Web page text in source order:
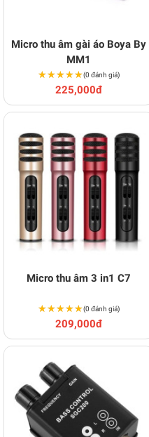
Micro thu âm gài áo Boya By
MM1
★★★★★
★★★★★(0 đánh giá)
225,000đ
Micro thu âm 3 in1 C7
★★★★★
★★★★★(0 đánh giá)
209,000đ